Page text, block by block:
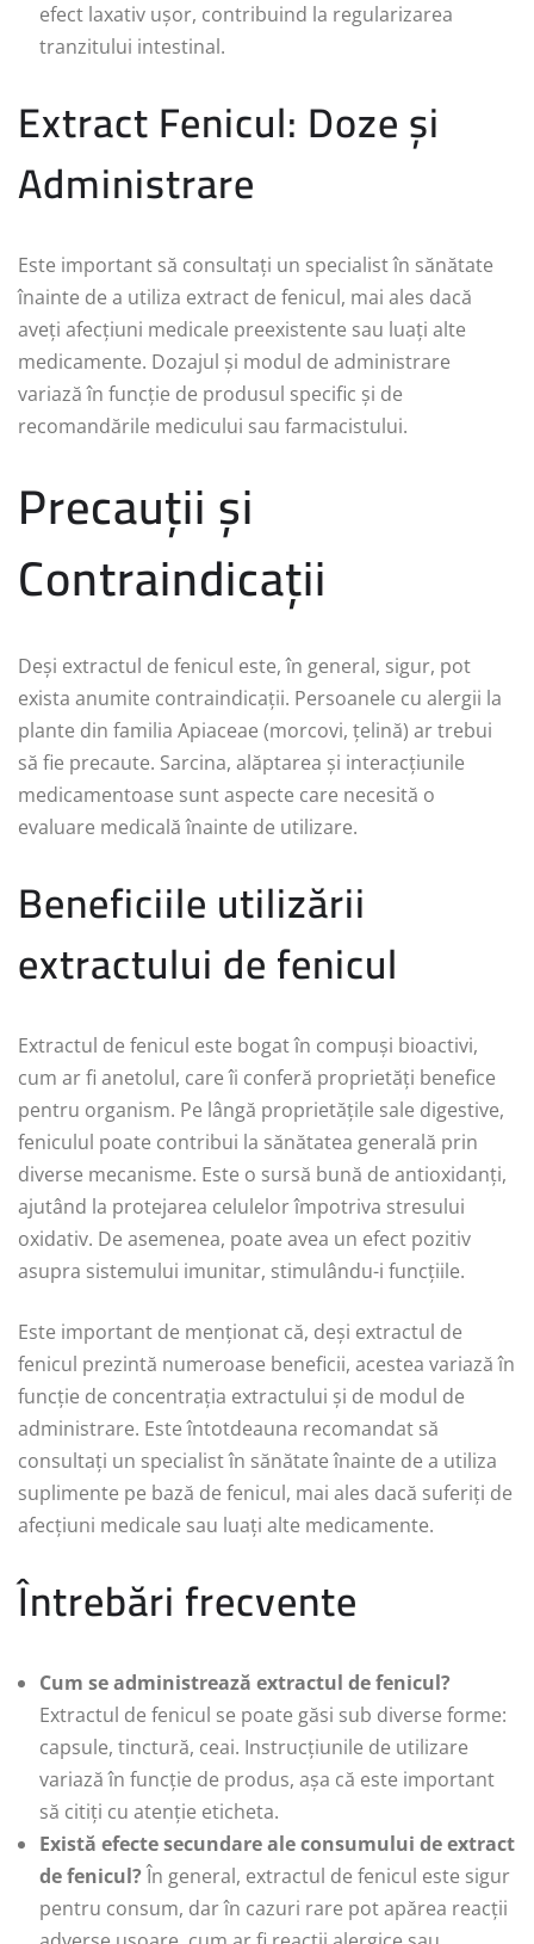
efect laxativ ușor, contribuind la regularizarea
tranzitului intestinal.
Extract Fenicul: Doze și
Administrare
Este important să consultați un specialist în sănătate
înainte de a utiliza extract de fenicul, mai ales dacă
aveți afecțiuni medicale preexistente sau luați alte
medicamente. Dozajul și modul de administrare
variază în funcție de produsul specific și de
recomandările medicului sau farmacistului.
Precauții și
Contraindicații
Deși extractul de fenicul este, în general, sigur, pot
exista anumite contraindicații. Persoanele cu alergii la
plante din familia Apiaceae (morcovi, țelină) ar trebui
să fie precaute. Sarcina, alăptarea și interacțiunile
medicamentoase sunt aspecte care necesită o
evaluare medicală înainte de utilizare.
Beneficiile utilizării
extractului de fenicul
Extractul de fenicul este bogat în compuși bioactivi,
cum ar fi anetolul, care îi conferă proprietăți benefice
pentru organism. Pe lângă proprietățile sale digestive,
feniculul poate contribui la sănătatea generală prin
diverse mecanisme. Este o sursă bună de antioxidanți,
ajutând la protejarea celulelor împotriva stresului
oxidativ. De asemenea, poate avea un efect pozitiv
asupra sistemului imunitar, stimulându-i funcțiile.
Este important de menționat că, deși extractul de
fenicul prezintă numeroase beneficii, acestea variază în
funcție de concentrația extractului și de modul de
administrare. Este întotdeauna recomandat să
consultați un specialist în sănătate înainte de a utiliza
suplimente pe bază de fenicul, mai ales dacă suferiți de
afecțiuni medicale sau luați alte medicamente.
Întrebări frecvente
Cum se administrează extractul de fenicul?
Extractul de fenicul se poate găsi sub diverse forme:
capsule, tinctură, ceai. Instrucțiunile de utilizare
variază în funcție de produs, așa că este important
să citiți cu atenție eticheta.
Există efecte secundare ale consumului de extract
de fenicul?În general, extractul de fenicul este sigur
pentru consum, dar în cazuri rare pot apărea reacții